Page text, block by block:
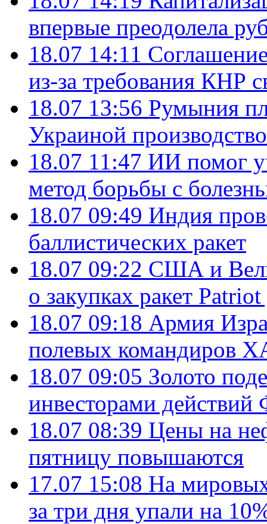
впервые преодолела
18.07 14:11
из-за требования КНР
18.07 13:56 Румыния
Украиной
18.07 11:47 ИИ помог
метод борьбы с
18.07 09:49 Индия
баллистических ракет
18.07 09:22 США и
о закупках ракет
18.07 09:18 Армия
полевых командиров
18.07 09:05 Золото
инвесторами
18.07 08:39 Цены на
пятницу повышаются
17.07 15:08 На
за три дня упали на